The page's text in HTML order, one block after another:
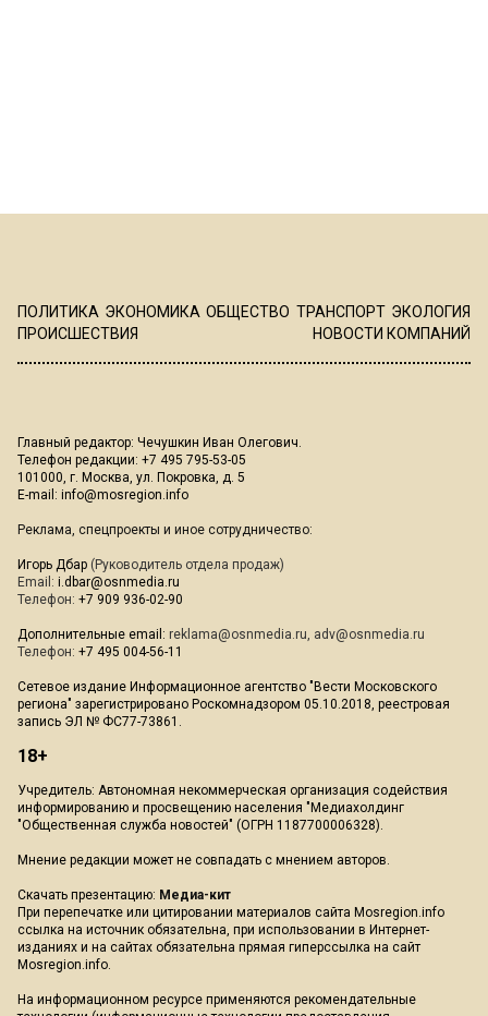
ПОЛИТИКА ЭКОНОМИКА ОБЩЕСТВО ТРАНСПОРТ ЭКОЛОГИЯ
ПРОИСШЕСТВИЯ
НОВОСТИ КОМПАНИЙ
Главный редактор: Чечушкин Иван Олегович.
Телефон редакции: +7 495 795-53-05
101000, г. Москва, ул. Покровка, д. 5
E-mail: info@mosregion.info
Реклама, спецпроекты и иное сотрудничество:
Игорь Дбар (Руководитель отдела продаж)
Email: i.dbar@osnmedia.ru
Телефон: +7 909 936-02-90
Дополнительные email: reklama@osnmedia.ru, adv@osnmedia.ru
Телефон: +7 495 004-56-11
Сетевое издание Информационное агентство "Вести Московского
региона" зарегистрировано Роскомнадзором 05.10.2018, реестровая
запись ЭЛ № ФС77-73861.
18+
Учредитель: Автономная некоммерческая организация содействия
информированию и просвещению населения "Медиахолдинг
"Общественная служба новостей" (ОГРН 1187700006328).
Мнение редакции может не совпадать с мнением авторов.
Скачать презентацию: Медиа-кит
При перепечатке или цитировании материалов сайта Mosregion.info
ссылка на источник обязательна, при использовании в Интернет-
изданиях и на сайтах обязательна прямая гиперссылка на сайт
Mosregion.info.
На информационном ресурсе применяются рекомендательные